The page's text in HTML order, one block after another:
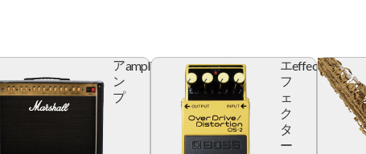
ア
ン
プ
amplifier
エ
フ
ェ
ク
タ
ー
effector